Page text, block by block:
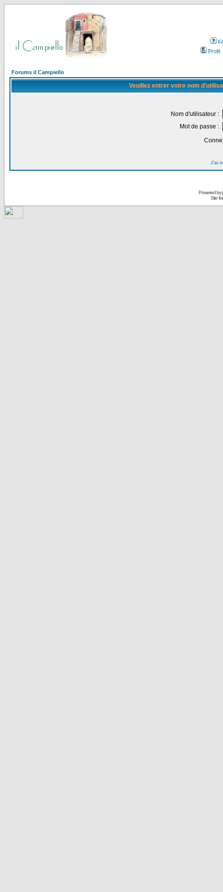
Profil
Forums il Campiello
Veuillez entrer votre nom
Nom d'utilisateur :
Mot de passe :
J'ai
Powered by
Site